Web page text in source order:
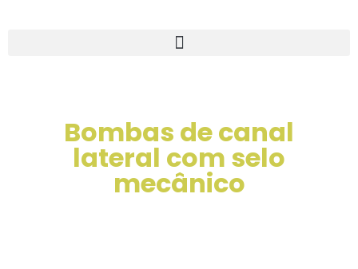
Bombas de canal
lateral com selo
mecânico